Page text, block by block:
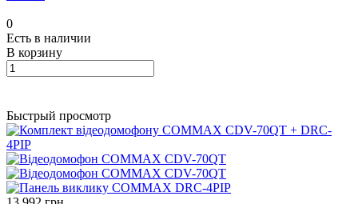
0
Есть в наличии
В корзину
Быстрый просмотр